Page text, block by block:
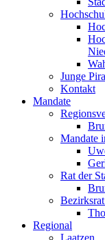
Junge
Kontakt
Mandate
Mandate
Rat der
Regional
Laatzen